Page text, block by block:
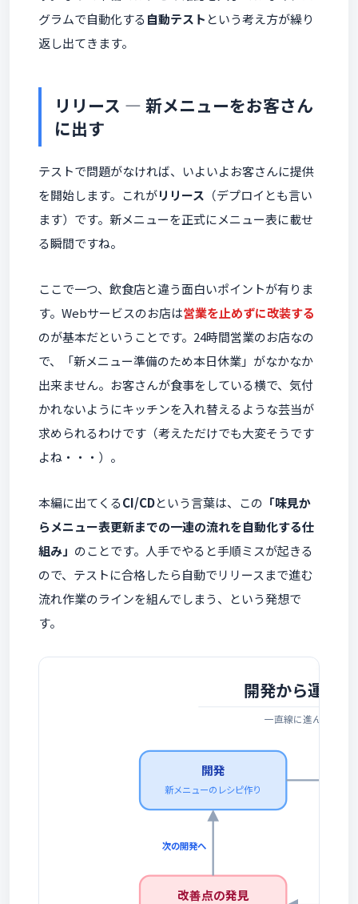
グラムで自動化する自動テスト という考え方が繰り
返し出てきます。
リリース ― 新メニューをお客さん
に出す
テストで問題がなければ、いよいよお客さんに提供
を開始します。これがリリース （デプロイとも言い
ます）です。新メニューを正式にメニュー表に載せ
る瞬間ですね。
ここで一つ、飲食店と違う面白いポイントが有りま
す。Webサービスのお店は営業を止めずに改装する
のが基本だということです。24時間営業のお店なの
で、「新メニュー準備のため本日休業」がなかなか
出来ません。お客さんが食事をしている横で、気付
かれないようにキッチンを入れ替えるような芸当が
求められるわけです（考えただけでも大変そうです
よね・・・）。
本編に出てくるCI/CDという言葉は、この 「味見か
らメニュー表更新までの一連の流れを自動化する仕
組み」 のことです。人手でやると手順ミスが起きる
ので、テストに合格したら自動でリリースまで進む
流れ作業のラインを組んでしまう、という発想で
す。
開発から運用
一直線に進んで終わ
開発
新メニューのレシピ作り
改善点の発見
次の開発へ